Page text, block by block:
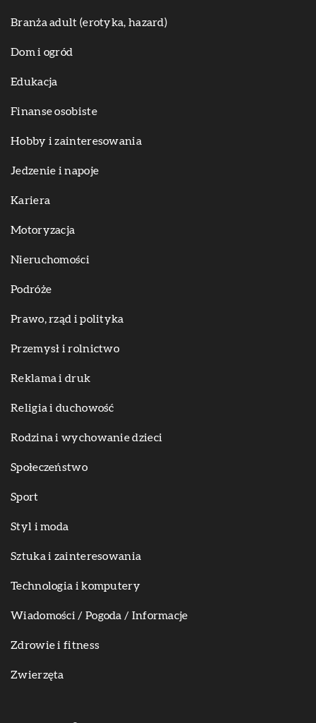
Branża adult (erotyka, hazard)
Dom i ogród
Edukacja
Finanse osobiste
Hobby i zainteresowania
Jedzenie i napoje
Kariera
Motoryzacja
Nieruchomości
Podróże
Prawo, rząd i polityka
Przemysł i rolnictwo
Reklama i druk
Religia i duchowość
Rodzina i wychowanie dzieci
Społeczeństwo
Sport
Styl i moda
Sztuka i zainteresowania
Technologia i komputery
Wiadomości / Pogoda / Informacje
Zdrowie i fitness
Zwierzęta